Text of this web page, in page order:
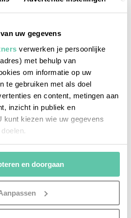
uw gegevens
verwerken je persoonlijke
met behulp van
om informatie op uw
te gebruiken met als doel
en content, metingen aan
inzicht in publiek en
kunt kiezen wie uw gegevens
we ook graag:
over uw geografische
paar meter nauwkeurig kan zijn
door het actief te
eigenschappen (fingerprinting)
en doorgaan